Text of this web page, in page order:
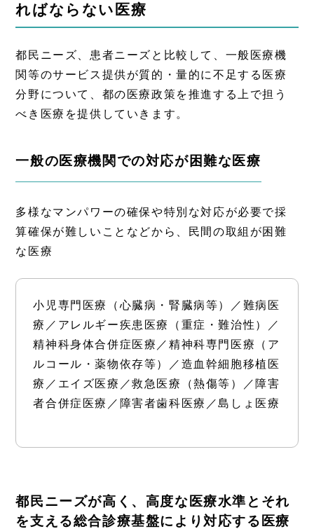
ればならない医療
都民ニーズ、患者ニーズと比較して、一般医療機
関等のサービス提供が質的・量的に不足する医療
分野について、都の医療政策を推進する上で担う
べき医療を提供していきます。
一般の医療機関での対応が困難な医療
多様なマンパワーの確保や特別な対応が必要で採
算確保が難しいことなどから、民間の取組が困難
な医療
小児専門医療（心臓病・腎臓病等）／難病医
療／アレルギー疾患医療（重症・難治性）／
精神科身体合併症医療／精神科専門医療（ア
ルコール・薬物依存等）／造血幹細胞移植医
療／エイズ医療／救急医療（熱傷等）／障害
者合併症医療／障害者歯科医療／島しょ医療
都民ニーズが高く、高度な医療水準とそれ
を支える総合診療基盤により対応する医療